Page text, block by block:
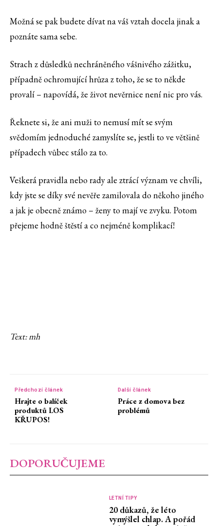
Možná se pak budete dívat na váš vztah docela jinak a
poznáte sama sebe.
Strach z důsledků nechráněného vášnivého zážitku,
případně ochromující hrůza z toho, že se to někde
provalí – napovídá, že život nevěrnice není nic pro vás.
Řeknete si, že ani muži to nemusí mít se svým
svědomím jednoduché zamyslíte se, jestli to ve většině
případech vůbec stálo za to.
Veškerá pravidla nebo rady ale ztrácí význam ve chvíli,
kdy jste se díky své nevěře zamilovala do někoho jiného
a jak je obecně známo – ženy to mají ve zvyku. Potom
přejeme hodně štěstí a co nejméně komplikací!
Text: mh
Předchozí článek
Hrajte o balíček
produktů LOS
KŘUPOS!
Další článek
Práce z domova bez
problémů
DOPORUČUJEME
LETNÍ TIPY
20 důkazů, že léto
vymýšlel chlap. A pořád